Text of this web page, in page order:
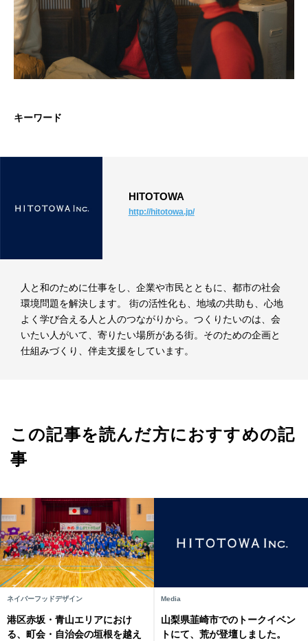
キーワード
HITOTOWA
http://hitotowa.jp/
人と和のために仕事をし、企業や市民とともに、都市の社会
環境問題を解決します。 街の活性化も、地域の共助も、心地
よく学び合える人と人のつながりから。つくりたいのは、会
いたい人がいて、寄りたい場所がある街。そのための企画と
仕組みづくり、伴走支援をしています。
この記事を読んだ方におすすめの記
事
ネイバーフッドデザイン
港区赤坂・青山エリアにおけ
る、町会・自治会の垣根を越え
Media
山梨県韮崎市でのトークイベン
トにて、荒が登壇しました。